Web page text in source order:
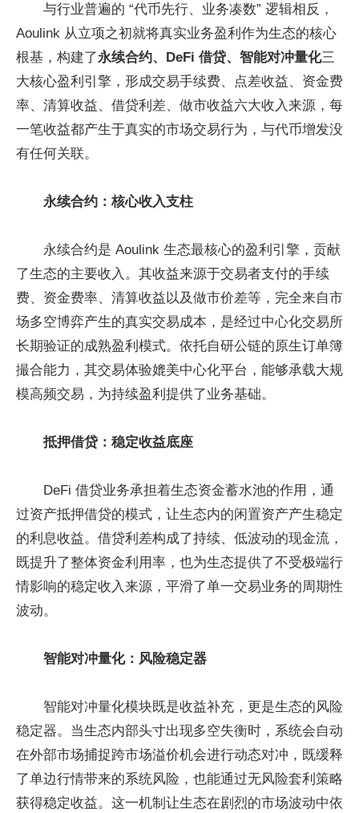
与行业普遍的 “代币先行、业务凑数” 逻辑相反，
Aoulink 从立项之初就将真实业务盈利作为生态的核心
根基，构建了永续合约、 DeFi 借贷、智能对冲量化三
大核心盈利引擎，形成交易手续费、点差收益、资金费
率、清算收益、借贷利差、做市收益六大收入来源，每
一笔收益都产生于真实的市场交易行为，与代币增发没
有任何关联。
永续合约：核心收入支柱
永续合约是 Aoulink 生态最核心的盈利引擎，贡献
了生态的主要收入。其收益来源于交易者支付的手续
费、资金费率、清算收益以及做市价差等，完全来自市
场多空博弈产生的真实交易成本，是经过中心化交易所
长期验证的成熟盈利模式。依托自研公链的原生订单簿
撮合能力，其交易体验媲美中心化平台，能够承载大规
模高频交易，为持续盈利提供了业务基础。
抵押借贷：稳定收益底座
DeFi 借贷业务承担着生态资金蓄水池的作用，通
过资产抵押借贷的模式，让生态内的闲置资产产生稳定
的利息收益。借贷利差构成了持续、低波动的现金流，
既提升了整体资金利用率，也为生态提供了不受极端行
情影响的稳定收入来源，平滑了单一交易业务的周期性
波动。
智能对冲量化：风险稳定器
智能对冲量化模块既是收益补充，更是生态的风险
稳定器。当生态内部头寸出现多空失衡时，系统会自动
在外部市场捕捉跨市场溢价机会进行动态对冲，既缓释
了单边行情带来的系统风险，也能通过无风险套利策略
获得稳定收益。这一机制让生态在剧烈的市场波动中依